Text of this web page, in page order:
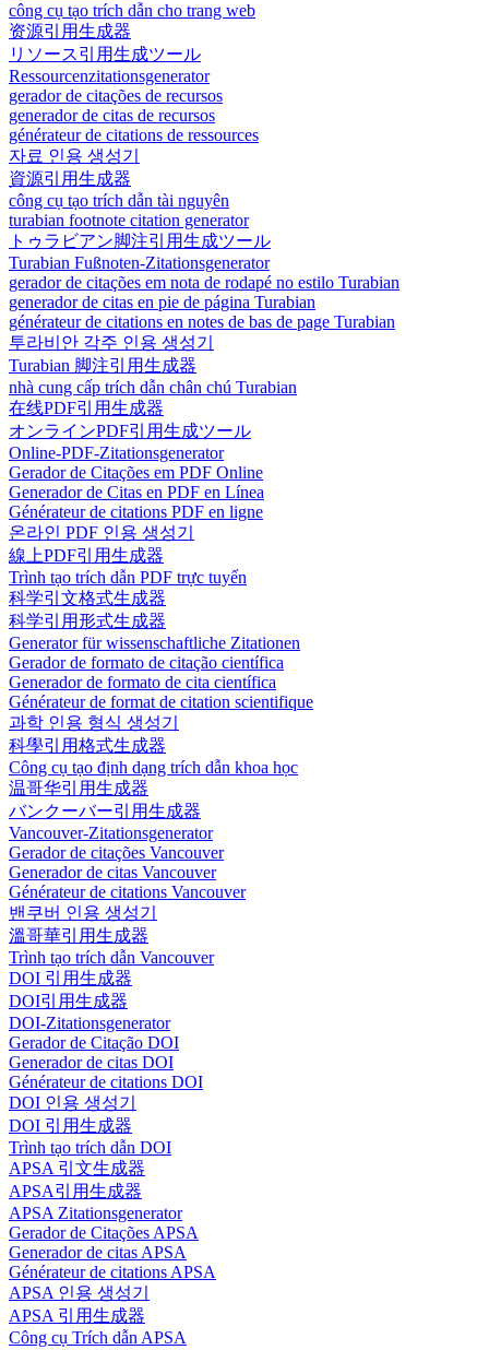
công cụ tạo trích dẫn cho trang web
资源引用生成器
リソース引用生成ツール
Ressourcenzitationsgenerator
gerador de citações de recursos
generador de citas de recursos
générateur de citations de ressources
자료 인용 생성기
資源引用生成器
công cụ tạo trích dẫn tài nguyên
turabian footnote citation generator
トゥラビアン脚注引用生成ツール
Turabian Fußnoten-Zitationsgenerator
gerador de citações em nota de rodapé no estilo Turabian
generador de citas en pie de página Turabian
générateur de citations en notes de bas de page Turabian
투라비안 각주 인용 생성기
Turabian 脚注引用生成器
nhà cung cấp trích dẫn chân chú Turabian
在线PDF引用生成器
オンラインPDF引用生成ツール
Online-PDF-Zitationsgenerator
Gerador de Citações em PDF Online
Generador de Citas en PDF en Línea
Générateur de citations PDF en ligne
온라인 PDF 인용 생성기
線上PDF引用生成器
Trình tạo trích dẫn PDF trực tuyến
科学引文格式生成器
科学引用形式生成器
Generator für wissenschaftliche Zitationen
Gerador de formato de citação científica
Generador de formato de cita científica
Générateur de format de citation scientifique
과학 인용 형식 생성기
科學引用格式生成器
Công cụ tạo định dạng trích dẫn khoa học
温哥华引用生成器
バンクーバー引用生成器
Vancouver-Zitationsgenerator
Gerador de citações Vancouver
Generador de citas Vancouver
Générateur de citations Vancouver
밴쿠버 인용 생성기
溫哥華引用生成器
Trình tạo trích dẫn Vancouver
DOI 引用生成器
DOI引用生成器
DOI-Zitationsgenerator
Gerador de Citação DOI
Generador de citas DOI
Générateur de citations DOI
DOI 인용 생성기
DOI 引用生成器
Trình tạo trích dẫn DOI
APSA 引文生成器
APSA引用生成器
APSA Zitationsgenerator
Gerador de Citações APSA
Generador de citas APSA
Générateur de citations APSA
APSA 인용 생성기
APSA 引用生成器
Công cụ Trích dẫn APSA